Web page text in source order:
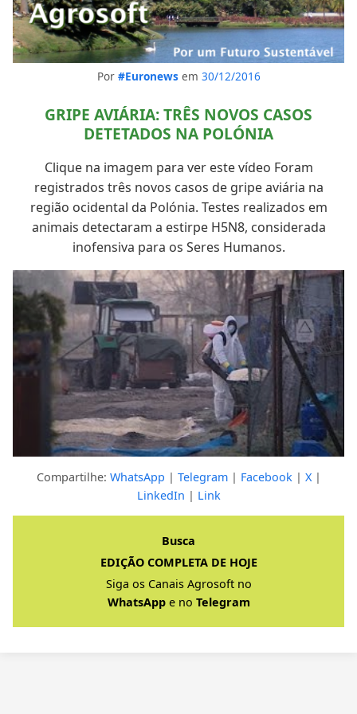
Por #Euronews em 30/12/2016
GRIPE AVIÁRIA: TRÊS NOVOS CASOS
DETETADOS NA POLÓNIA
Clique na imagem para ver este vídeo Foram
registrados três novos casos de gripe aviária na
região ocidental da Polónia. Testes realizados em
animais detectaram a estirpe H5N8, considerada
inofensiva para os Seres Humanos.
Clique para ver a resposta completa
Compartilhe: WhatsApp | Telegram| Facebook | X|
LinkedIn | Link
Busca
EDIÇÃO COMPLETA DE HOJE
Siga os Canais Agrosoft no
WhatsAppe no Telegram